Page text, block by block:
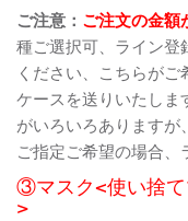
ご注意： ご注文の金額
種ご選択可、ライン登
ください、こちらが
ケースを送りいたし
がいろいろあります
ご指定ご希望の場合
③マスク<使い捨て
>